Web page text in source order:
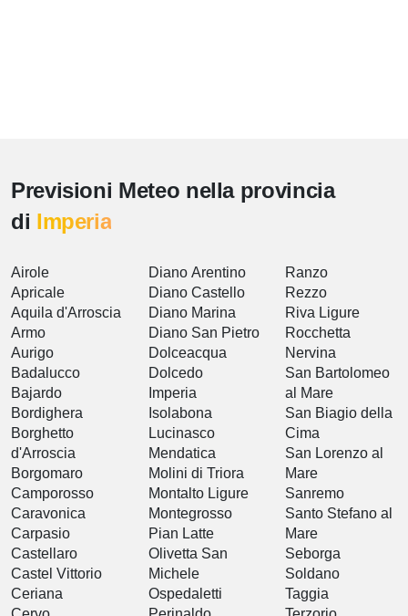
Previsioni Meteo nella provincia
di Imperia
Airole
Apricale
Aquila d'Arroscia
Armo
Aurigo
Badalucco
Bajardo
Bordighera
Borghetto
d'Arroscia
Borgomaro
Camporosso
Caravonica
Carpasio
Castellaro
Castel Vittorio
Ceriana
Diano Arentino
Diano Castello
Diano Marina
Diano San Pietro
Dolceacqua
Dolcedo
Imperia
Isolabona
Lucinasco
Mendatica
Molini di Triora
Montalto Ligure
Montegrosso
Pian Latte
Olivetta San
Michele
Ospedaletti
Ranzo
Rezzo
Riva Ligure
Rocchetta
Nervina
San Bartolomeo
al Mare
San Biagio della
Cima
San Lorenzo al
Mare
Sanremo
Santo Stefano al
Mare
Seborga
Soldano
Taggia